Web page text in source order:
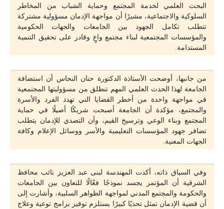
البحث العلمي لخدمة المجتمع وحماية الشباب من المخاطر
السلوكية والاجتماعية، مشيرًا أن مواجهة الإدمان مسؤولية مشتركة
تتطلب تكامل الجهود بين الجامعات والجهات الحكومية
والمؤسسات المجتمعية لبناء مجتمع واعٍ وقادر على تحقيق التنمية
المستدامة.
من جانبها، أوضحت الأستاذة الدكتورة حنان النحاس أن استضافة
الجامعة لهذا الحدث العلمي المهم تنطلق من مسؤوليتها المجتمعية
في مواجهة واحدة من أخطر القضايا التي تهدد الفرد والأسرة
والمجتمع، مؤكدة أن الجامعة أصبحت شريكًا أصيلًا في حماية
المجتمع وبناء الوعي وترسيخ القيم، وأن التصدي للإدمان يتطلب
تضافر جهود المؤسسات التعليمية والأسر ووسائل الإعلام وكافة
الجهات المعنية.
وفي السياق ذاته، أكدت المهندسة لبنى عبد العزيز نائب محافظ
الشرقية أن المؤتمر يجسد نموذجًا فعّالًا للتعاون بين الجامعات
والحكومة والمجتمع المدني لمواجهة الظواهر السلبية، وأشارت إلى
أن قضية الإدمان تمثل تحديًا كبيرًا يستلزم توفير برامج توعية وعلاج